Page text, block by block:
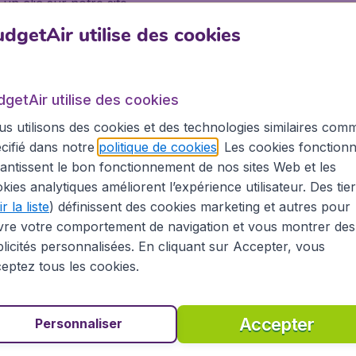
clic sur notre site.
L’aéroport deToulouse Blagnac
(TLS) est situé à 7
l’aéroport de Toulouse-Blagnac est très proche du
d’y accéder depuis le centre-ville, en navette, bus,
l’aéroport de Toulouse-Blagnac, Ryanair prévoyant
ainsi que de nombreuses destinations européennes
Toulouse sont Paris, Lyon et Londres.
Bogota
renommée mondiale, découvrir la culture unique, la
vers une autre destination, BudgetAir vous aidera à
utilise des cookies
utilise des cookies
utilisons des cookies et des technologies similaires
dans notre politique de cookies . Les cookies
le bon fonctionnement de nos sites Web et les
analytiques améliorent l’expérience utilisateur. Des
la liste) définissent des cookies marketing et autres pour
votre comportement de navigation et vous montrer des
personnalisées. En cliquant sur Accepter, vous
tous les cookies.
Accepter
Personnaliser